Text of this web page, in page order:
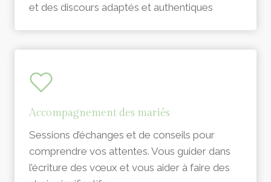
et des discours adaptés et authentiques
Accompagnement des mariés
Sessions d’échanges et de conseils pour
comprendre vos attentes. Vous guider dans
l’écriture des vœux et vous aider à faire des